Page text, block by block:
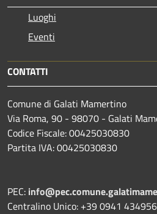
Luoghi
Eventi
CONTATTI
Comune di Galati Mamertino
Via Roma, 90 - 98070 - Galati
Codice Fiscale: 00425030830
Partita IVA: 00425030830
PEC:
Centralino Unico: +39 0941 434956